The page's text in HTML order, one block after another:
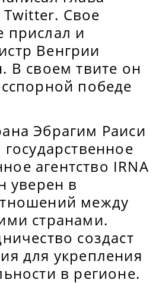
Twitter. Свое
прислал и
Венгрии
В своем твите он
победе
Эбрагим Раиси
агентство IRNA
уверен в
между
странами.
создаст
для укрепления
в регионе.